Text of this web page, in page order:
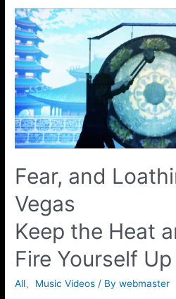
Fear, and
Vegas
Keep the Heat
Fire Yourself Up
All、 Music Videos / Bywebmaster